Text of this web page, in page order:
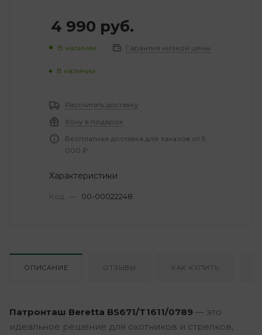
4 990 руб.
В наличии Гарантия низкой цены
В наличии
Рассчитать доставку
Хочу в подарок
Бесплатная доставка для заказов от 5
000 ₽
Характеристики
Код — 00-00022248
ОПИСАНИЕ ОТЗЫВЫ КАК КУПИТЬ
Патронташ Beretta BS671/T1611/0789 — это
идеальное решение для охотников и стрелков,